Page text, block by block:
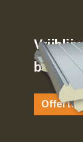
bent…
Offerte